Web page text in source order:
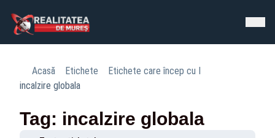
Acasă Etichete
Etichete care încep cu I
incalzire globala
Tag: incalzire globala